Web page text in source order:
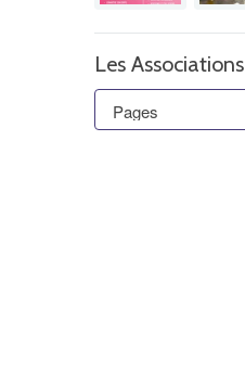
Les Associations